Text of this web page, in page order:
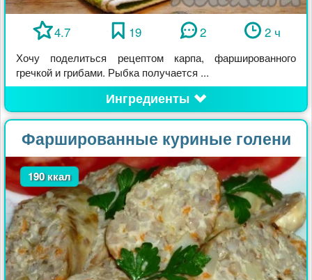
4.7 19 2 2 ч
Хочу поделиться рецептом карпа, фаршированного
гречкой и грибами. Рыбка получается ...
Ингредиенты
Фаршированные куриные голени
190 ккал